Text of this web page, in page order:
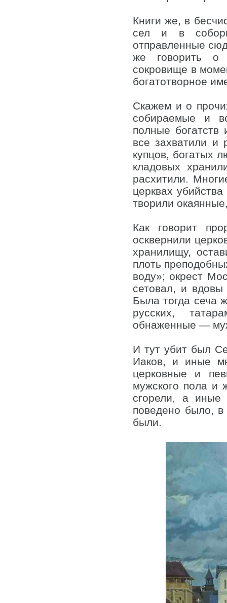
Книги же, в
сел и в
отправленные
же говорить о
сокровище в
богатотворное
Скажем и о
собираемые и
полные
все захватили
купцов, богатых
кладовых
расхитили.
церквах
творили
Как говорит
осквернили
хранилищу,
плоть
воду»; окрест
сетовал, и
Была тогда сеча
русских,
обнаженные —
И тут убит был
Иаков, и иные
церковные и
мужского пола и
сгорели, а
поведено было, в
были.